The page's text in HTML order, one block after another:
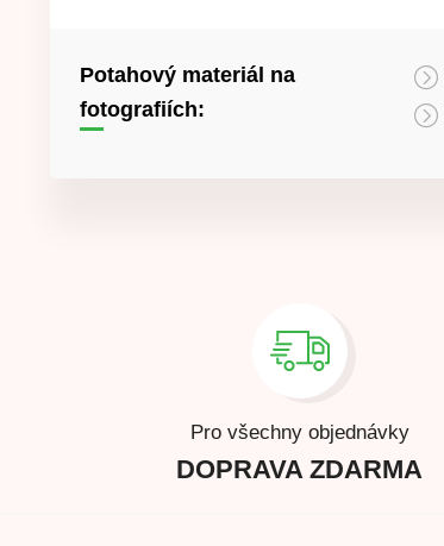
Potahový materiál na
fotografiích:
Pro všechny objednávky
DOPRAVA ZDARMA